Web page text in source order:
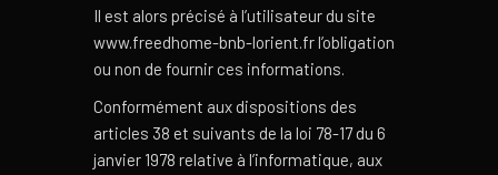
Il est alors précisé à l’utilisateur du site
www.freedhome-bnb-lorient.fr l’obligation
ou non de fournir ces informations.
Conformément aux dispositions des
articles 38 et suivants de la loi 78-17 du 6
janvier 1978 relative à l’informatique, aux